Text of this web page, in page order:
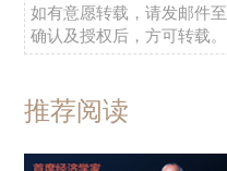
如有意愿转载，请发邮件至
确认及授权后，方可转载。
推荐阅读